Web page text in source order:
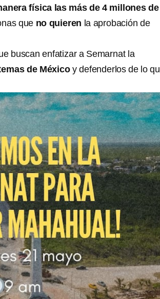
física las más de 4 millones de
que no quieren la aprobación de
buscan enfatizar a Semarnat la
de Méxicoy defenderlos de lo